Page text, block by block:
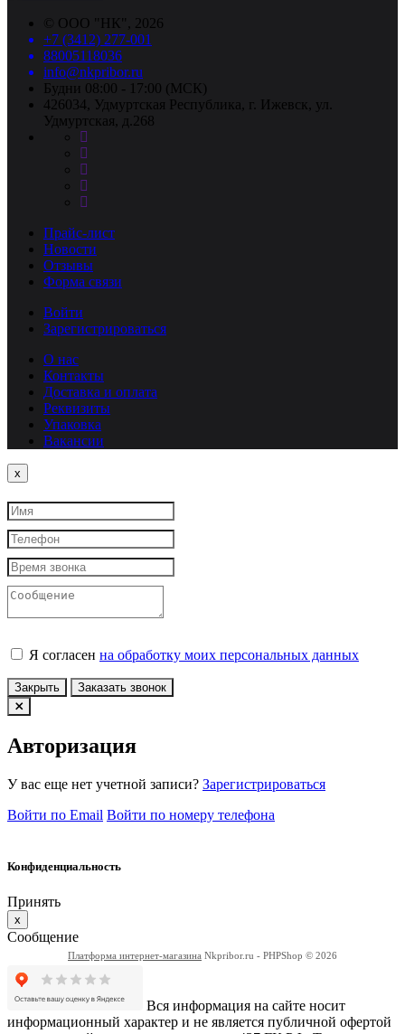
© ООО "НК", 2026
+7 (3412) 277-001
88005118036
info@nkpribor.ru
Будни 08:00 - 17:00 (МСК)
426034, Удмуртская Республика, г. Ижевск, ул.
Удмуртская, д.268
Прайс-лист
Новости
Отзывы
Форма связи
Войти
Зарегистрироваться
О нас
Контакты
Доставка и оплата
Реквизиты
Упаковка
Вакансии
x
Я согласен на обработку моих персональных данных
Закрыть Заказать звонок
Авторизация
У вас еще нет учетной записи? Зарегистрироваться
Войти по Email Войти по номеру телефона
Конфиденциальность
Принять
x
Сообщение
Платформа интернет-магазина Nkpribor.ru - PHPShop © 2026
Вся информация на сайте носит
информационный характер и не является публичной офертой